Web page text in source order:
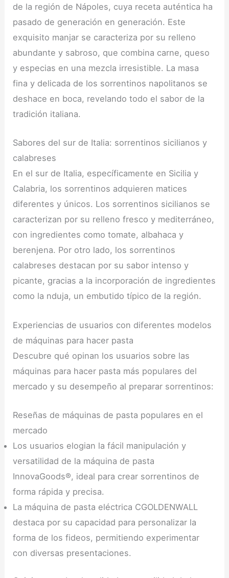
de la región de Nápoles, cuya receta auténtica ha
pasado de generación en generación. Este
exquisito manjar se caracteriza por su relleno
abundante y sabroso, que combina carne, queso
y especias en una mezcla irresistible. La masa
fina y delicada de los sorrentinos napolitanos se
deshace en boca, revelando todo el sabor de la
tradición italiana.
Sabores del sur de Italia: sorrentinos sicilianos y
calabreses
En el sur de Italia, específicamente en Sicilia y
Calabria, los sorrentinos adquieren matices
diferentes y únicos. Los sorrentinos sicilianos se
caracterizan por su relleno fresco y mediterráneo,
con ingredientes como tomate, albahaca y
berenjena. Por otro lado, los sorrentinos
calabreses destacan por su sabor intenso y
picante, gracias a la incorporación de ingredientes
como la nduja, un embutido típico de la región.
Experiencias de usuarios con diferentes modelos
de máquinas para hacer pasta
Descubre qué opinan los usuarios sobre las
máquinas para hacer pasta más populares del
mercado y su desempeño al preparar sorrentinos:
Reseñas de máquinas de pasta populares en el
mercado
Los usuarios elogian la fácil manipulación y
versatilidad de la máquina de pasta
InnovaGoods®, ideal para crear sorrentinos de
forma rápida y precisa.
La máquina de pasta eléctrica CGOLDENWALL
destaca por su capacidad para personalizar la
forma de los fideos, permitiendo experimentar
con diversas presentaciones.